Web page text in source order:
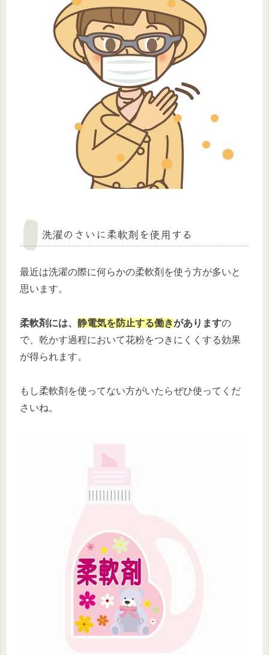
洗濯のさいに柔軟剤を使用する
最近は洗濯の際に何らかの柔軟剤を使う方が多いと
思います。
柔軟剤には、 静電気を防止する働きがありますの
で、乾かす過程において花粉をつきにくくする効果
が得られます。
もし柔軟剤を使ってない方がいたらぜひ使ってくだ
さいね。